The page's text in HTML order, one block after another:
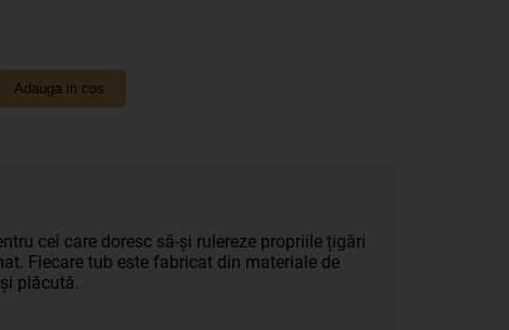
Adauga in cos
cei care doresc să-și rulereze propriile țigări
Fiecare tub este fabricat din materiale de
plăcută.